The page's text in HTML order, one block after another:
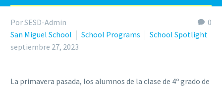
0
Por SESD-Admin
San Miguel School
School Programs
School Spotlight
septiembre 27, 2023
La primavera pasada, los alumnos de la clase de 4º grado de